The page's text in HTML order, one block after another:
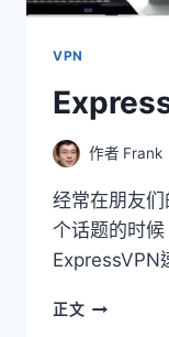
VPN
作者 Frank
经常在朋友
个话题的时候
ExpressVPN
正文